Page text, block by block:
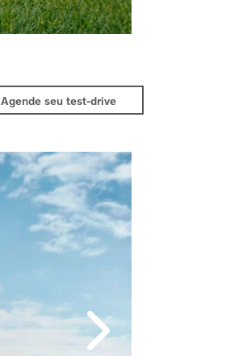
Agende seu test-drive
Próximo